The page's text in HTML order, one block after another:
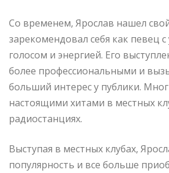
Со временем, Ярослав нашел
зарекомендовал себя как певец
голосом и энергией. Его
более профессиональными и
больший интерес у публики.
настоящими хитами в местных
радиостанциях.
Выступая в местных клубах,
популярность и все больше